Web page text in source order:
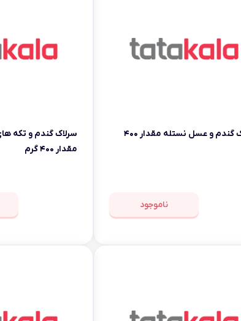
سرلاک گندم و عسل نستله مقدار ۴۰۰
ناموجود
سرلاک گندم و تکه
مقدار ۴۰۰ گرم